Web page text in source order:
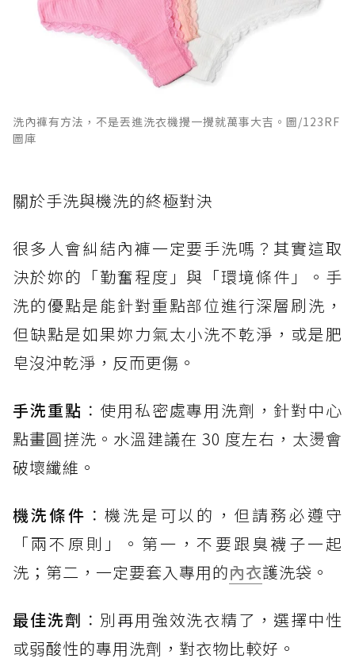
洗內褲有方法，不是丟進洗衣機攪一攪就萬事大吉。圖/123RF
圖庫
關於手洗與機洗的終極對決
很多人會糾結內褲一定要手洗嗎？其實這取
決於妳的「勤奮程度」與「環境條件」。手
洗的優點是能針對重點部位進行深層刷洗，
但缺點是如果妳力氣太小洗不乾淨，或是肥
皂沒沖乾淨，反而更傷。
手洗重點 ：使用私密處專用洗劑，針對中心
點畫圓搓洗。水溫建議在 30 度左右，太燙會
破壞纖維。
機洗條件 ：機洗是可以的，但請務必遵守
「兩不原則」。第一，不要跟臭襪子一起
洗；第二，一定要套入專用的內衣護洗袋。
最佳洗劑 ：別再用強效洗衣精了，選擇中性
或弱酸性的專用洗劑，對衣物比較好。